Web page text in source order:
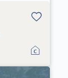
Bolig er gemt
under dine